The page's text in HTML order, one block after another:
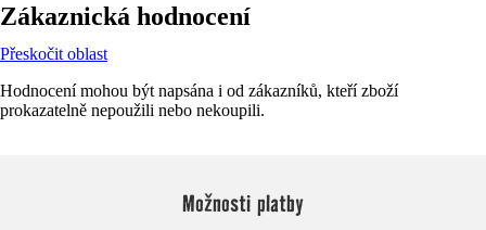
Zákaznická hodnocení
Přeskočit oblast
Hodnocení mohou být napsána i od zákazníků, kteří zboží
prokazatelně nepoužili nebo nekoupili.
Možnosti platby